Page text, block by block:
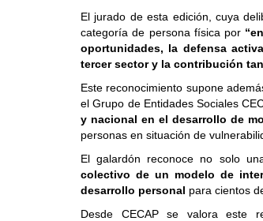
El jurado de esta edición, cuya
categoría de persona física por
oportunidades, la defensa
tercer sector y la contribución
Este reconocimiento supone
el Grupo de Entidades Sociales
y nacional en el desarrollo de
personas en situación de
El galardón reconoce no solo
colectivo de un modelo de
desarrollo personal para cientos
Desde CECAP se valora este